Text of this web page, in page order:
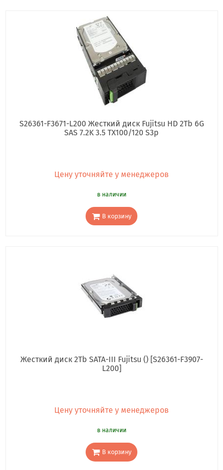
S26361-F3671-L200 Жесткий диск Fujitsu HD 2Tb 6G
SAS 7.2K 3.5 TX100/120 S3p
Цену уточняйте у менеджеров
в наличии
В корзину
Жесткий диск 2Tb SATA-III Fujitsu () [S26361-F3907-
L200]
Цену уточняйте у менеджеров
в наличии
В корзину